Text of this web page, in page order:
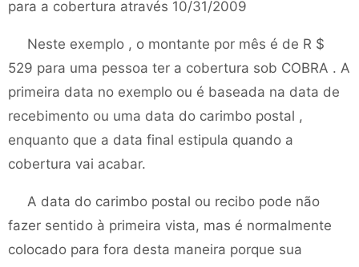
para a cobertura através 10/31/2009
Neste exemplo , o montante por mês é de R $
529 para uma pessoa ter a cobertura sob COBRA . A
primeira data no exemplo ou é baseada na data de
recebimento ou uma data do carimbo postal ,
enquanto que a data final estipula quando a
cobertura vai acabar.
A data do carimbo postal ou recibo pode não
fazer sentido à primeira vista, mas é normalmente
colocado para fora desta maneira porque sua